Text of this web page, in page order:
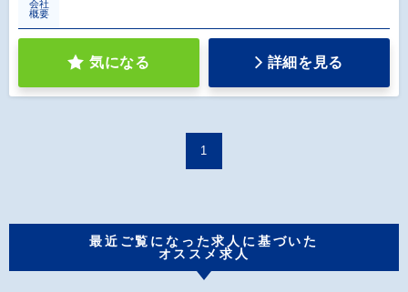
会社
概要
気になる 詳細を見る
1
最近ご覧になった求人に基づいた
オススメ求人